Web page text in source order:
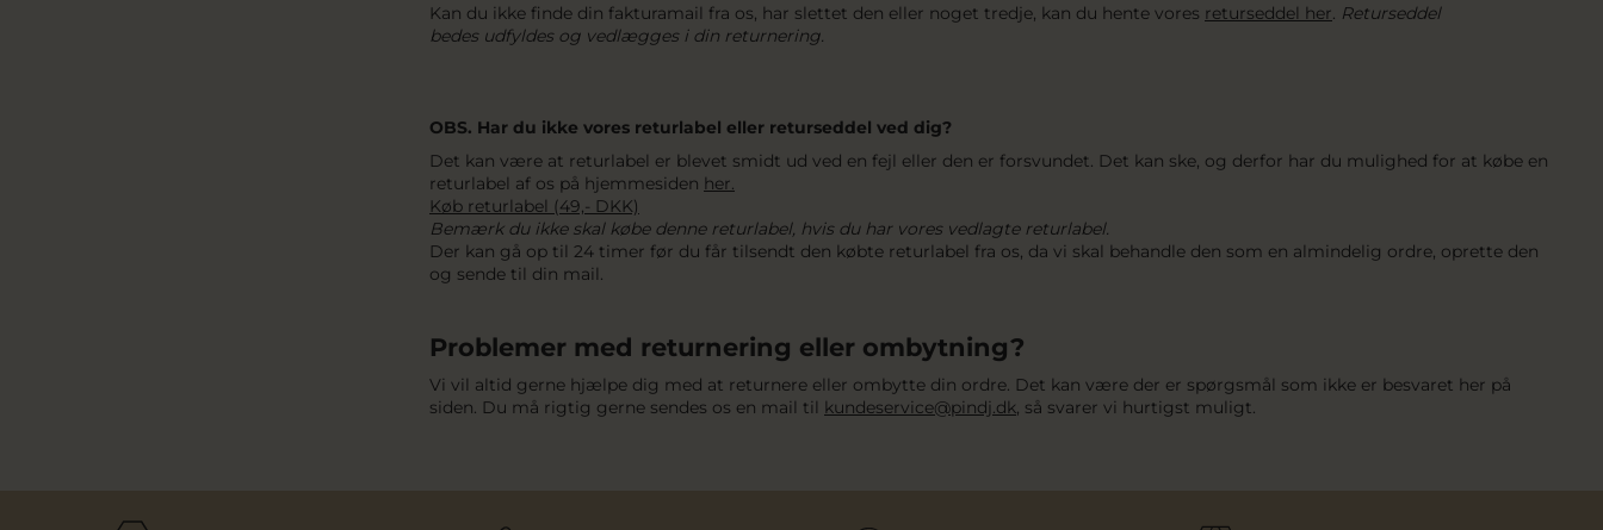
Kan du ikke finde din fakturamail fra os, har slettet den eller noget tredje, kan du hente vores returseddel her. Returseddel
bedes udfyldes og vedlægges i din returnering.
OBS. Har du ikke vores returlabel eller returseddel ved dig?
Det kan være at returlabel er blevet smidt ud ved en fejl eller den er forsvundet. Det kan ske, og derfor har du mulighed for at købe en
returlabel af os på hjemmesiden her.
Køb returlabel (49,- DKK)
Bemærk du ikke skal købe denne returlabel, hvis du har vores vedlagte returlabel.
Der kan gå op til 24 timer før du får tilsendt den købte returlabel fra os, da vi skal behandle den som en almindelig ordre, oprette den
og sende til din mail.
Problemer med returnering eller ombytning?
Vi vil altid gerne hjælpe dig med at returnere eller ombytte din ordre. Det kan være der er spørgsmål som ikke er besvaret her på
siden. Du må rigtig gerne sendes os en mail til kundeservice@pindj.dk, så svarer vi hurtigst muligt.